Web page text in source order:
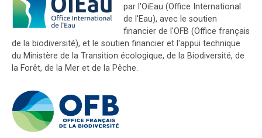
par l'OiEau (Office International
de l'Eau), avec le soutien
financier de l'OFB (Office français
de la biodiversité), et le soutien financier et l'appui technique
du Ministère de la Transition écologique, de la Biodiversité, de
la Forêt, de la Mer et de la Pêche.